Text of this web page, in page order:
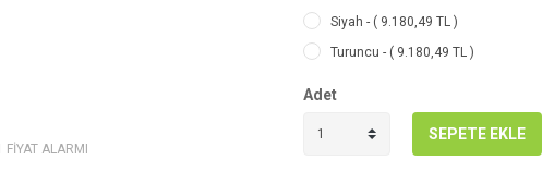
FİYAT ALARMI
Siyah - ( 9.180,49 TL )
Turuncu - ( 9.180,49 TL )
Adet
SEPETE EKLE